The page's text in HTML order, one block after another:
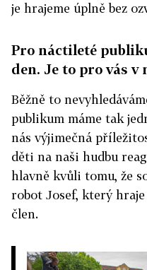
je hrajeme úplně bez
Pro náctileté
den. Je to pro vás v
Běžně to
publikum máme tak
nás výjimečná
děti na naši hudbu
hlavně kvůli tomu, že
robot Josef, který
člen.